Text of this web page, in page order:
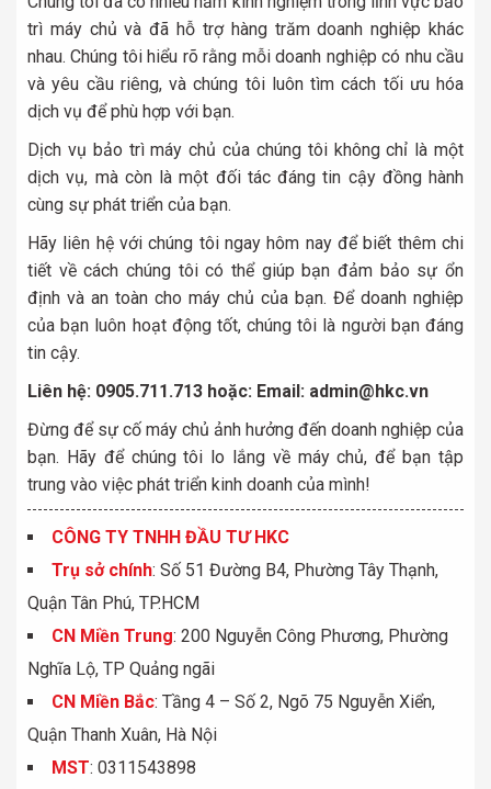
trì máy chủ và đã hỗ trợ hàng trăm doanh nghiệp khác
nhau. Chúng tôi hiểu rõ rằng mỗi doanh nghiệp có nhu cầu
và yêu cầu riêng, và chúng tôi luôn tìm cách tối ưu hóa
dịch vụ để phù hợp với bạn.
Dịch vụ bảo trì máy chủ của chúng tôi không chỉ là một
dịch vụ, mà còn là một đối tác đáng tin cậy đồng hành
cùng sự phát triển của bạn.
Hãy liên hệ với chúng tôi ngay hôm nay để biết thêm chi
tiết về cách chúng tôi có thể giúp bạn đảm bảo sự ổn
định và an toàn cho máy chủ của bạn. Để doanh nghiệp
của bạn luôn hoạt động tốt, chúng tôi là người bạn đáng
tin cậy.
Liên hệ: 0905.711.713 hoặc: Email: admin@hkc.vn
Đừng để sự cố máy chủ ảnh hưởng đến doanh nghiệp của
bạn. Hãy để chúng tôi lo lắng về máy chủ, để bạn tập
trung vào việc phát triển kinh doanh của mình!
CÔNG TY TNHH ĐẦU TƯ HKC
Trụ sở chính: Số 51 Đường B4, Phường Tây Thạnh,
Quận Tân Phú, TP.HCM
CN Miền Trung: 200 Nguyễn Công Phương, Phường
Nghĩa Lộ, TP Quảng ngãi
CN Miền Bắc: Tầng 4 – Số 2, Ngõ 75 Nguyễn Xiển,
Quận Thanh Xuân, Hà Nội
MST: 0311543898